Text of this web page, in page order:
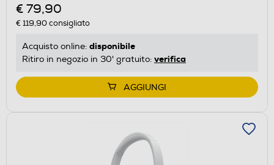
€ 79,90
€ 119,90consigliato
Acquisto online: disponibile
Ritiro in negozio in 30' gratuito: verifica
AGGIUNGI